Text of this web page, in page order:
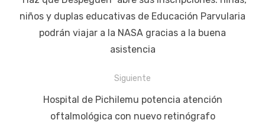
entradas
anterior:
niños y duplas educativas de Educación Parvularia
podrán viajar a la NASA gracias a la buena
asistencia
Siguiente
Siguiente
publicación:
Hospital de Pichilemu potencia atención
oftalmológica con nuevo retinógrafo